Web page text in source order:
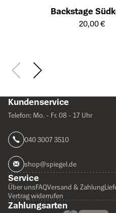
Backstage
Öffnet die Detailseite des20,00 €
Kundenservice
Telefon: Mo. - Fr. 08 - 17 Uhr
040 3007 3510
shop@spiegel.de
Service
Über unsFAQVersand & Zahlung
Vertrag widerrufen
Zahlungsarten